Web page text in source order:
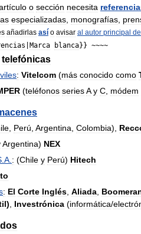
o sección necesita
especializadas monografías
añadirlas así o avisar al autor principal del
Marca blanca}} ~~~~
telefónicas
: Vitelcom (más conocido como
(teléfonos seriesA y C módem
Perú Argentina Colombia),
Argentina) NEX
A : (Chile y Perú) Hitech
: El Corte Inglés Aliada
) Investrónica (informática/